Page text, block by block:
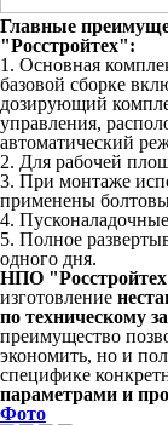
Главные
"Росстройтех":
1. Основная
базовой сборке
дозирующий
управления,
автоматический
2. Для рабочей
3. При монтаже
применены
4.
5. Полное
одного дня.
НПО
изготовление
по техническому
преимущество
экономить, но и
специфике
параметрами и
Фото